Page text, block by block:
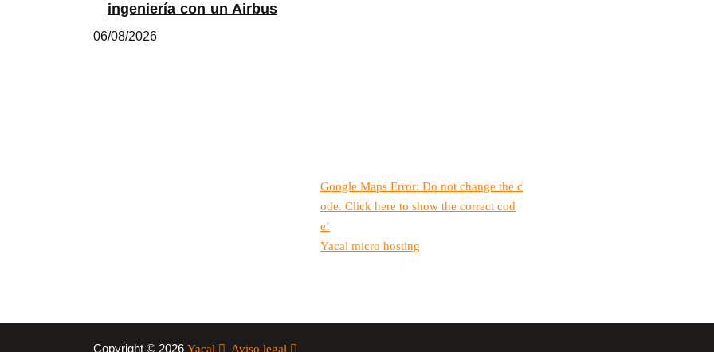
ingeniería con un Airbus
06/08/2026
Google Maps Error: Do not change the c
ode. Click here to show the correct cod
e!
Yacal micro hosting
Copyright © 2026 Yacal Aviso legal